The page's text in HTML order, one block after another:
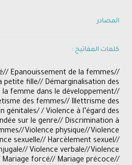
المصادر
كلمات المفاتيح :
Epanouissement de la femmes//
petite fille// Démarginalisation des
femme dans le développement//
des femmes// Illettrisme des
génitales/ / Violence à l’égard des
sur le genre// Discrimination à
Violence physique//Violence
sexuelle// Harcèlement sexuel//
Violence verbale//Violence
forcé// Mariage précoce//